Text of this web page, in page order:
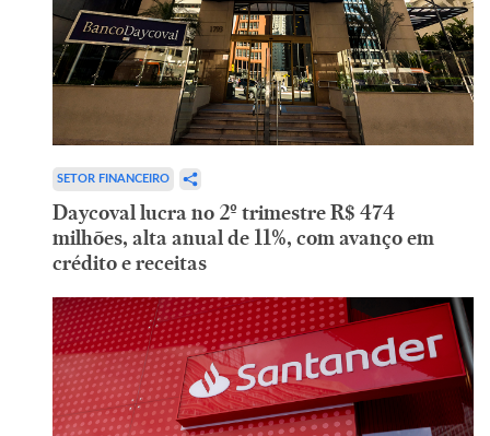
SETOR FINANCEIRO
Daycoval lucra no 2º trimestre R$ 474
milhões, alta anual de 11%, com avanço em
crédito e receitas